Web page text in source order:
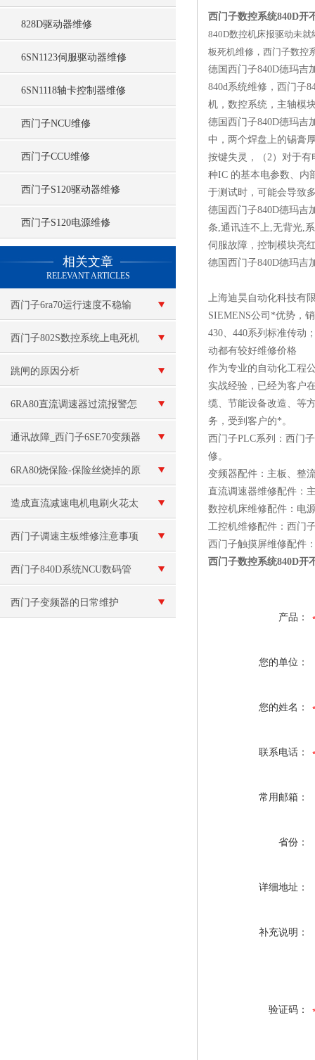
828D驱动器维修
6SN1123伺服驱动器维修
6SN1118轴卡控制器维修
西门子NCU维修
西门子CCU维修
西门子S120驱动器维修
西门子S120电源维修
相关文章
RELEVANT ARTICLES
西门子6ra70运行速度不稳输
出电压低维修
西门子802S数控系统上电死机
跳闸的原因分析
6RA80直流调速器过流报警怎
么处理？六个排查步骤逐一分
析
通讯故障_西门子6SE70变频器
通讯故障E报警维修
6RA80烧保险-保险丝烧掉的原
因和解决方案
造成直流减速电机电刷火花太
大的原因有哪些呢？
西门子调速主板维修注意事项
西门子840D系统NCU数码管
无显示维修
西门子变频器的日常维护
西门子数控系统840D开
840D数控机床报驱动未
板死机维修，西门子数控
德国西门子840D德玛吉
840d系统维修，西门子
机，数控系统，主轴模
德国西门子840D德玛吉
中，两个焊盘上的锡膏
按键失灵，（2）对于
种IC 的基本电参数、内
于测试时，可能会导致
德国西门子840D德玛吉
条,通讯连不上,无背光,
伺服故障，控制模块亮
德国西门子840D德玛吉
上海迪昊自动化科技有
SIEMENS公司*优势，
430、440系列标准传动
动都有较好维修价格
作为专业的自动化工程
实战经验，已经为客户
缆、节能设备改造、等
务，受到客户的*。
西门子PLC系列：西门
修。
变频器配件：主板、整
直流调速器维修配件：
数控机床维修配件：电
工控机维修配件：西门
西门子触摸屏维修配件
西门子数控系统840D开
产品：
您的单位：
您的姓名：
联系电话：
常用邮箱：
省份：
详细地址：
补充说明：
验证码：